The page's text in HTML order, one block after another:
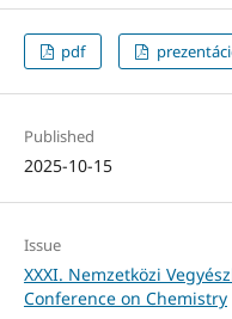
pdf
Published
2025-10-15
Issue
XXXI. Nemzetközi
Conference on Chemistry